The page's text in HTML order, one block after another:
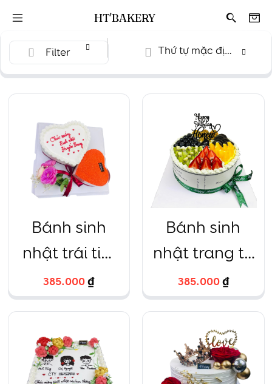
Filter Thứ tự mặc định
Bánh sinh
nhật trái tim
cặp đôi hoa
hồng
385.000₫
Bánh sinh
nhật trang trí
trái cây 6 ô
trà xanh
20cm – 69
385.000₫
HT'BAKERY